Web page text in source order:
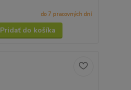
do 7 pracovných dní
Pridať do košíka